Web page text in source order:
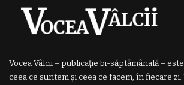
Vocea Vâlcii – publicație bi-săptămânală – este
ceea ce suntem și ceea ce facem, în fiecare